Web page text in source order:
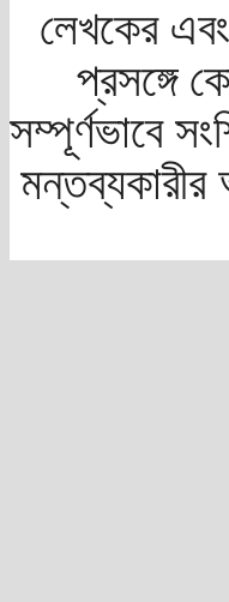
লেখকের
প্রসঙ্গে
সম্পূর্ণভাবে